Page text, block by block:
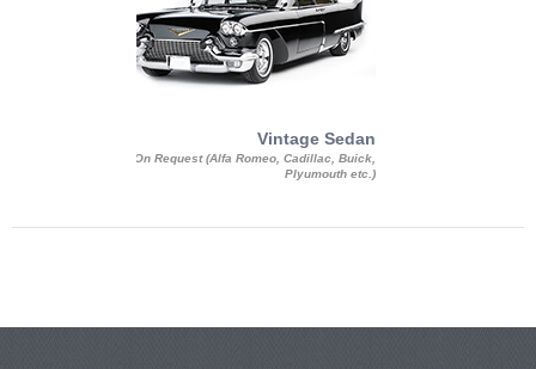
Vintage Sedan
On Request (Alfa Romeo, Cadillac, Buick,
Plyumouth etc.)